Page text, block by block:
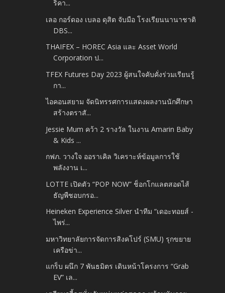
ริคา...
เลอ กอร์ดอง เบลอ ดุสิต จับมือ โรงเรียนนานาชาติ
DBS...
THAIFEX – HOREC Asia และ Asset World
Corporation ป...
TFEX Futures Day 2023 ผู้สนใจคับคั่งร่วมเรียนรู้
กา...
ไอคอนสยาม จัดนิทรรศการแสดงผลงานนักศึกษา
สร้างตราสั...
Jessie Mum คว้า 2 รางวัล ในงาน Amarin Baby
& Kids ...
กฟภ. วางใจ ออราเคิล วิเคราะห์ข้อมูลการใช้
พลังงาน เ...
LOTTE เปิดตัว “POP NOW” ช็อกโกแลตสอดไส้
ธัญพืชอบกรอ...
Heineken Experience Silver นำทีม “เดอะทอยส์ -
ไพร่...
มหาวิทยาลัยการจัดการสิงคโปร์ (SMU) รุกขยาย
เครือข่า...
แกร็บ ผนึก 7 พันธมิตร เดินหน้าโครงการ “Grab
EV” เล...